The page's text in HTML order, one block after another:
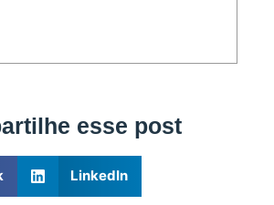
esse post
LinkedIn